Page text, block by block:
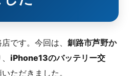
です。今回は、 釧路市芦野か
iPhone13のバッテリー交
ただきました。